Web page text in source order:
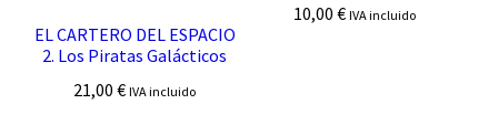
EL CARTERO DEL ESPACIO
2. Los Piratas Galácticos
21,00€ IVA incluido
10,00 € IVA incluido